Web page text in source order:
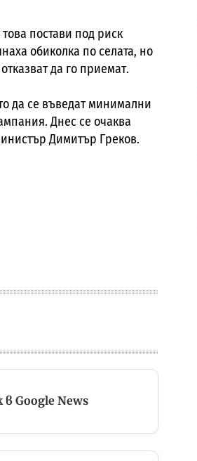
постави под риск
обиколка по селата, но
да го приемат.
да се въведат минимални
Днес се очаква
Димитър Греков.
Google News